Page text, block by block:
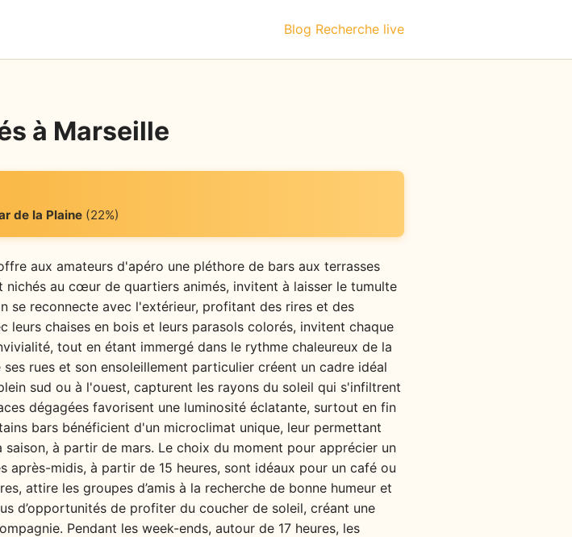
Blog Recherche live
à Marseille
de la Plaine(22%)
aux amateurs d'apéro une pléthore de bars aux terrasses
au cœur de quartiers animés, invitent à laisser le tumulte
se reconnecte avec l'extérieur, profitant des rires et des
leurs chaises en bois et leurs parasols colorés, invitent chaque
tout en étant immergé dans le rythme chaleureux de la
rues et son ensoleillement particulier créent un cadre idéal
sud ou à l'ouest, capturent les rayons du soleil qui s'infiltrent
dégagées favorisent une luminosité éclatante, surtout en fin
bars bénéficient d'un microclimat unique, leur permettant
à partir de mars. Le choix du moment pour apprécier un
midis, à partir de 15 heures, sont idéaux pour un café ou
attire les groupes d’amis à la recherche de bonne humeur et
d’opportunités de profiter du coucher de soleil, créant une
Pendant les week-ends, autour de 17 heures, les